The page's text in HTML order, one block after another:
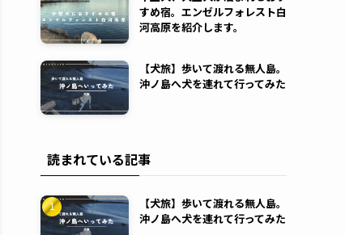
すめ宿。エンゼルフォレスト白
河高原を紹介します。
【犬旅】歩いて渡れる無人島。
沖ノ島へ犬を連れて行ってみた
読まれている記事
【犬旅】歩いて渡れる無人島。
沖ノ島へ犬を連れて行ってみた